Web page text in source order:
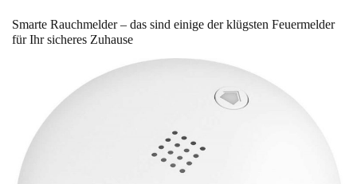
Smarte Rauchmelder – das sind einige der klügsten Feuermelder
für Ihr sicheres Zuhause